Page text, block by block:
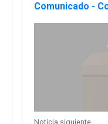
Comunicado -
Noticia siguiente